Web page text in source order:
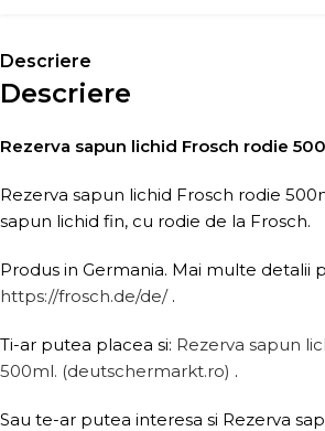
Descriere
Descriere
Rezerva sapun lichid Frosch rodie
Rezerva sapun lichid Frosch rodie
sapun lichid fin, cu rodie de la Frosch.
Produs in Germania. Mai multe detalii
https://frosch.de/de/.
Ti-ar putea placea si: Rezerva sapun
500ml. (deutschermarkt.ro) .
Sau te-ar putea interesa si Rezerva